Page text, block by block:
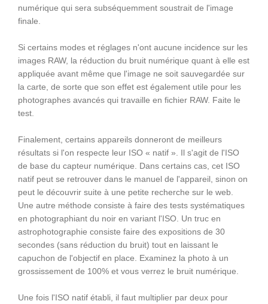
numérique qui sera subséquemment soustrait de l'image
finale.
Si certains modes et réglages n'ont aucune incidence sur les
images RAW, la réduction du bruit numérique quant à elle est
appliquée avant même que l'image ne soit sauvegardée sur
la carte, de sorte que son effet est également utile pour les
photographes avancés qui travaille en fichier RAW. Faite le
test.
Finalement, certains appareils donneront de meilleurs
résultats si l'on respecte leur ISO « natif ». Il s'agit de l'ISO
de base du capteur numérique. Dans certains cas, cet ISO
natif peut se retrouver dans le manuel de l'appareil, sinon on
peut le découvrir suite à une petite recherche sur le web.
Une autre méthode consiste à faire des tests systématiques
en photographiant du noir en variant l'ISO. Un truc en
astrophotographie consiste faire des expositions de 30
secondes (sans réduction du bruit) tout en laissant le
capuchon de l'objectif en place. Examinez la photo à un
grossissement de 100% et vous verrez le bruit numérique.
Une fois l'ISO natif établi, il faut multiplier par deux pour